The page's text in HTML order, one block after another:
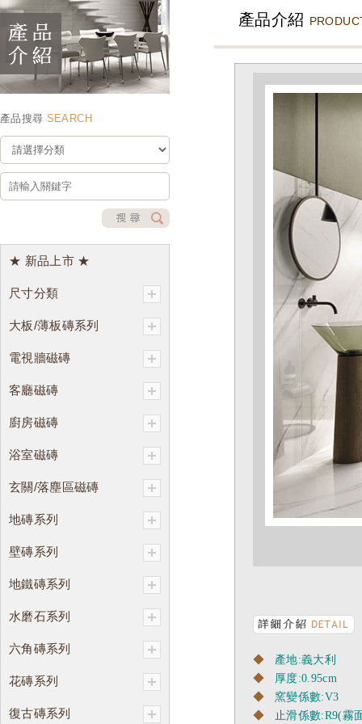
產品搜尋 SEARCH
★ 新品上市 ★
尺寸分類
大板/薄板磚系列
電視牆磁磚
客廳磁磚
廚房磁磚
浴室磁磚
玄關/落塵區磁磚
地磚系列
壁磚系列
地鐵磚系列
水磨石系列
六角磚系列
花磚系列
復古磚系列
產品介紹
◆
產地:義大利
◆
厚度:0.95cm
◆
窯變係數:V3
◆
止滑係數:R9(霧